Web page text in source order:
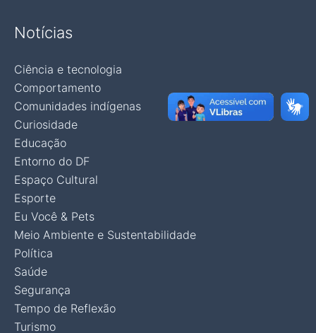
Notícias
Ciência e tecnologia
Comportamento
Comunidades indígenas
Curiosidade
Educação
Entorno do DF
Espaço Cultural
Esporte
Eu Você & Pets
Meio Ambiente e Sustentabilidade
Política
Saúde
Segurança
Tempo de Reflexão
Turismo